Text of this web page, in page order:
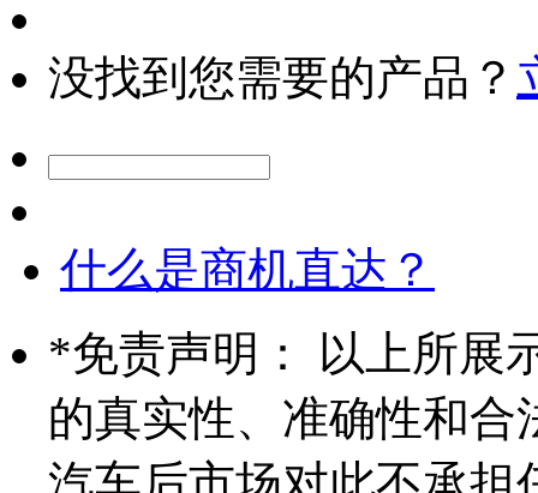
没找到您需要的产品？
什么是商机直达？
*免责声明： 以上所展
的真实性、准确性和合
汽车后市场对此不承担